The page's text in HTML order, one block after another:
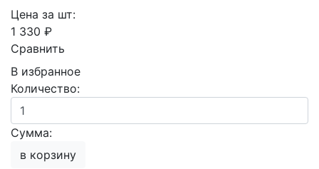
Цена за шт:
1 330 ₽
Сравнить
В избранное
Количество:
Сумма:
в корзину